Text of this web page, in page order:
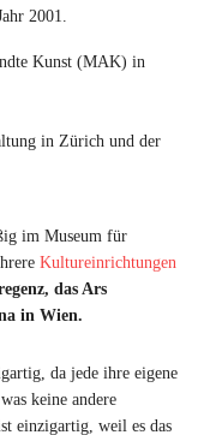
2001.
Kunst (MAK) in
in Zürich und der
im Museum für
Kultureinrichtungen
das Ars
in Wien.
da jede ihre eigene
keine andere
einzigartig, weil es das